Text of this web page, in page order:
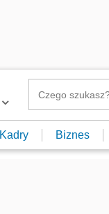
Kadry Biznes